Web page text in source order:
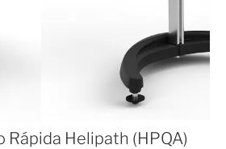
Rápida Helipath (HPQA)